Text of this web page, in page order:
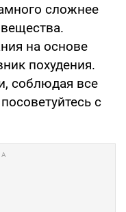
сложнее
на основе
похудения.
соблюдая все
с